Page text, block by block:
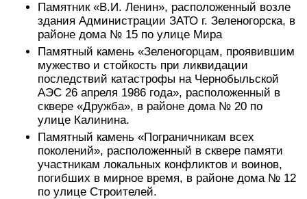
Памятник «В.И. Ленин», расположенный возле
здания Администрации ЗАТО г. Зеленогорска, в
районе дома № 15 по улице Мира
Памятный камень «Зеленогорцам, проявившим
мужество и стойкость при ликвидации
последствий катастрофы на Чернобыльской
АЭС 26 апреля 1986 года», расположенный в
сквере «Дружба», в районе дома № 20 по
улице Калинина.
Памятный камень «Пограничникам всех
поколений», расположенный в сквере памяти
участникам локальных конфликтов и воинов,
погибших в мирное время, в районе дома № 12
по улице Строителей.